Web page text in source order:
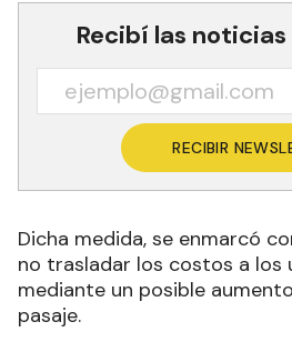
Recibí las
RECIBIR
Dicha medida, se enmarcó
no trasladar los costos a los
mediante un posible
pasaje.